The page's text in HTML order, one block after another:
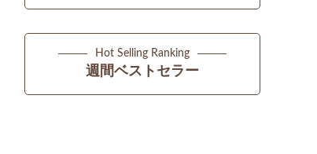
Hot Selling Ranking
週間ベストセラー